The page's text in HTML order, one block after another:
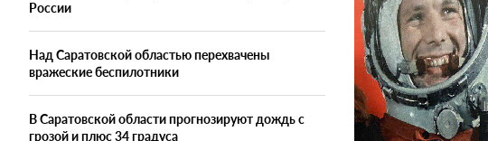
России
Над Саратовской областью перехвачены
вражеские беспилотники
В Саратовской области прогнозируют дождь с
грозой и плюс 34 градуса